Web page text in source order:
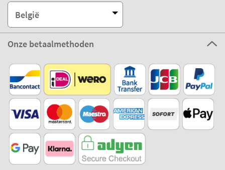
België
Onze betaalmethoden